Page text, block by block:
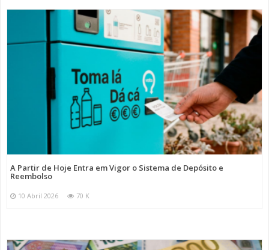
A Partir de Hoje Entra em Vigor o Sistema de Depósito e
Reembolso
10 Abril 2026 70 K